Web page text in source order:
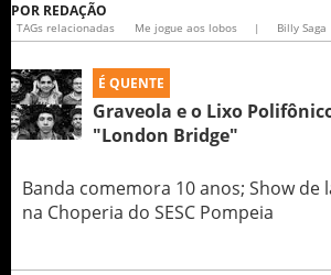
POR REDAÇÃO
TAGs relacionadas Me jogue aos lobos | Billy Saga
É QUENTE
Graveola e o Lixo
"London Bridge"
Banda comemora 10 anos; Show de
na Choperia do SESC Pompeia